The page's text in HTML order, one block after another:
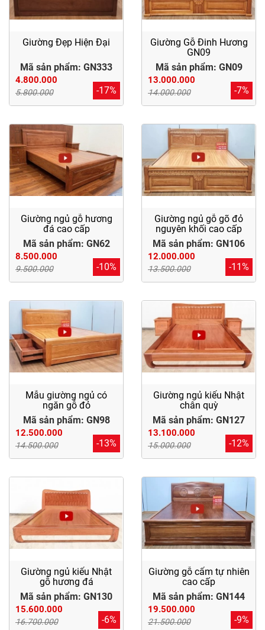
Giường Đẹp Hiện Đại
Mã sản phẩm: GN333
4.800.000
5.800.000 -17%
Giường Gỗ Đinh Hương
GN09
Mã sản phẩm: GN09
13.000.000
14.000.000 -7%
Giường ngủ gỗ hương
đá cao cấp
Mã sản phẩm: GN62
8.500.000
9.500.000 -10%
Giường ngủ gỗ gõ đỏ
nguyên khối cao cấp
Mã sản phẩm: GN106
12.000.000
13.500.000 -11%
Mẫu giường ngủ có
ngăn gỗ đỏ
Mã sản phẩm: GN98
12.500.000
14.500.000 -13%
Giường ngủ kiểu Nhật
chân quỳ
Mã sản phẩm: GN127
13.100.000
15.000.000 -12%
Giường ngủ kiểu Nhật
gỗ hương đá
Mã sản phẩm: GN130
15.600.000
16.700.000 -6%
Giường gỗ cẩm tự nhiên
cao cấp
Mã sản phẩm: GN144
19.500.000
21.500.000 -9%